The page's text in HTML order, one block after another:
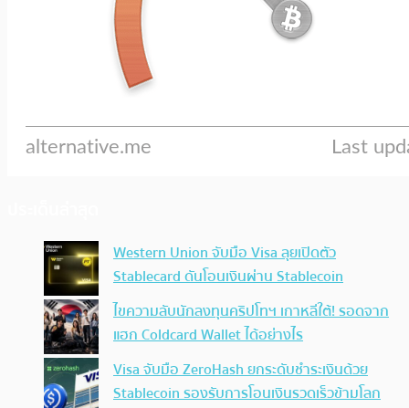
Western Union จับมือ Visa ลุยเปิดตัว
Stablecard ดันโอนเงินผ่าน Stablecoin
ไขความลับนักลงทุนคริปโทฯ เกาหลีใต้! รอดจาก
แฮก Coldcard Wallet ได้อย่างไร
Visa จับมือ ZeroHash ยกระดับชำระเงินด้วย
Stablecoin รองรับการโอนเงินรวดเร็วข้ามโลก